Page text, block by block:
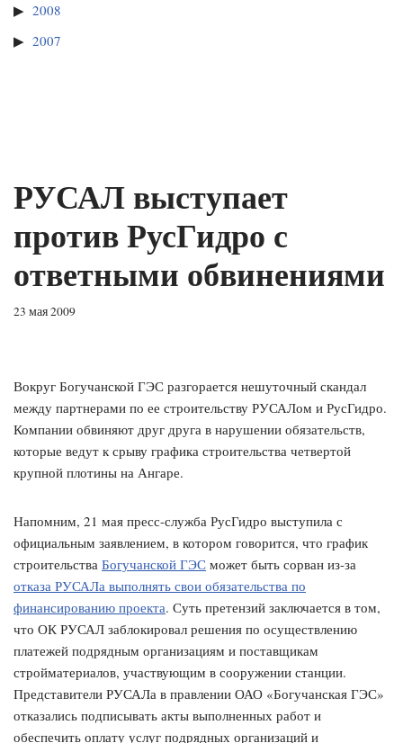
2008
2007
РУСАЛ выступает
против РусГидро с
ответными обвинениями
23 мая 2009
Вокруг Богучанской ГЭС разгорается нешуточный скандал
между партнерами по ее строительству РУСАЛом и РусГидро.
Компании обвиняют друг друга в нарушении обязательств,
которые ведут к срыву графика строительства четвертой
крупной плотины на Ангаре.
Напомним, 21 мая пресс-служба РусГидро выступила с
официальным заявлением, в котором говорится, что график
строительства Богучанской ГЭС может быть сорван из-за
отказа РУСАЛа выполнять свои обязательства по
финансированию проекта. Суть претензий заключается в том,
что ОК РУСАЛ заблокировал решения по осуществлению
платежей подрядным организациям и поставщикам
стройматериалов, участвующим в сооружении станции.
Представители РУСАЛа в правлении ОАО «Богучанская ГЭС»
отказались подписывать акты выполненных работ и
обеспечить оплату услуг подрядных организаций и